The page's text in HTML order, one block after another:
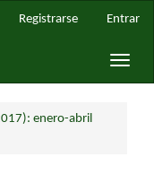
Registrarse Entrar
Toggle
enero-abril